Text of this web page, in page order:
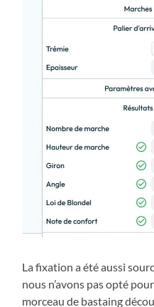
La fixation a été aussi
nous n’avons pas opté
morceau de bastaing